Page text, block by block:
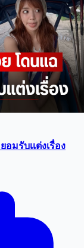
มรับเเต่งเรื่อง